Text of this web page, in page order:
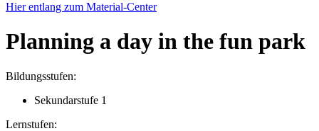
Hier entlang zum Material-Center
Planning a day in the fun park
Bildungsstufen:
Sekundarstufe 1
Lernstufen: